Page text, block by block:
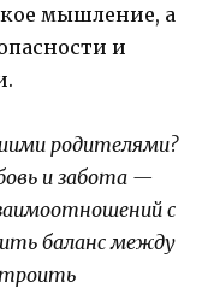
мышление, а
и
родителями?
и забота —
с
баланс между